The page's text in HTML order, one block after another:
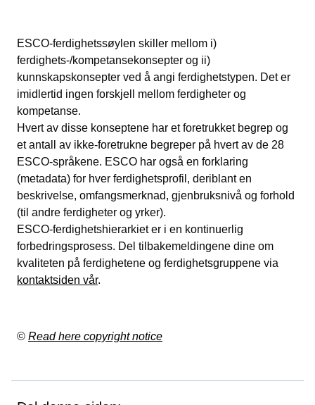
ESCO-ferdighetssøylen skiller mellom i)
ferdighets-/kompetansekonsepter og ii)
kunnskapskonsepter ved å angi ferdighetstypen. Det er
imidlertid ingen forskjell mellom ferdigheter og
kompetanse.
Hvert av disse konseptene har et foretrukket begrep og
et antall av ikke-foretrukne begreper på hvert av de 28
ESCO-språkene. ESCO har også en forklaring
(metadata) for hver ferdighetsprofil, deriblant en
beskrivelse, omfangsmerknad, gjenbruksnivå og forhold
(til andre ferdigheter og yrker).
ESCO-ferdighetshierarkiet er i en kontinuerlig
forbedringsprosess. Del tilbakemeldingene dine om
kvaliteten på ferdighetene og ferdighetsgruppene via
kontaktsiden vår.
© Read here copyright notice